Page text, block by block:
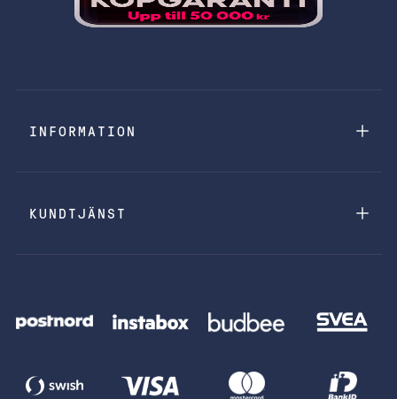
INFORMATION
KUNDTJÄNST